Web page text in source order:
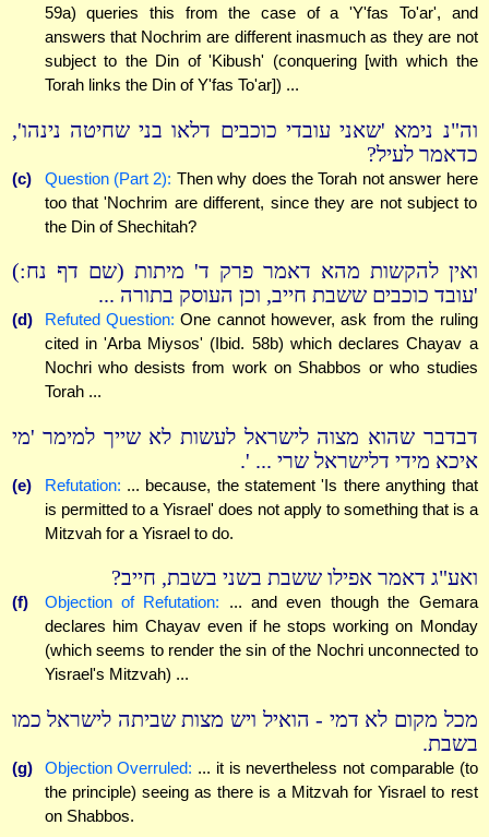
59a) queries this from the case of a 'Y'fas To'ar', and
answers that Nochrim are different inasmuch as they are not
subject to the Din of 'Kibush' (conquering [with which the
Torah links the Din of Y'fas To'ar]) ...
וה"נ נימא 'שאני עובדי כוכבים דלאו בני שחיטה נינהו',
כדאמר לעיל?
(c) Question (Part 2): Then why does the Torah not answer here
too that 'Nochrim are different, since they are not subject to
the Din of Shechitah?
ואין להקשות מהא דאמר פרק ד' מיתות (שם דף נח:)
'עובד כוכבים ששבת חייב, וכן העוסק בתורה ...
(d) Refuted Question: One cannot however, ask from the ruling
cited in 'Arba Miysos' (Ibid. 58b) which declares Chayav a
Nochri who desists from work on Shabbos or who studies
Torah ...
דבדבר שהוא מצוה לישראל לעשות לא שייך למימר 'מי
איכא מידי דלישראל שרי ... '.
(e) Refutation: ... because, the statement 'Is there anything that
is permitted to a Yisrael' does not apply to something that is a
Mitzvah for a Yisrael to do.
ואע"ג דאמר אפילו ששבת בשני בשבת, חייב?
(f) Objection of Refutation: ... and even though the Gemara
declares him Chayav even if he stops working on Monday
(which seems to render the sin of the Nochri unconnected to
Yisrael's Mitzvah) ...
מכל מקום לא דמי - הואיל ויש מצות שביתה לישראל כמו
בשבת.
(g) Objection Overruled: ... it is nevertheless not comparable (to
the principle) seeing as there is a Mitzvah for Yisrael to rest
on Shabbos.